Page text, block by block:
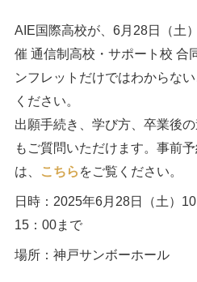
AIE国際高校が、6月28日（土
催 通信制高校・サポート校 合
ンフレットだけではわからな
ください。
出願手続き、学び方、卒業後
もご質問いただけます。事前
は、
こちら をご覧ください。
日時：2025年6月28日（土）
15：00まで
場所：神戸サンボーホール